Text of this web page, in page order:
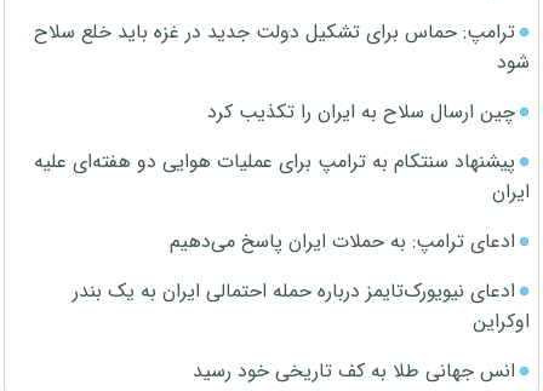
ترامپ: حماس برای تشکیل دولت جدید در غزه باید خلع سلاح
شود
چین ارسال سلاح به ایران را تکذیب کرد
پیشنهاد سنتکام به ترامپ برای عملیات هوایی دو هفته‌ای علیه
ایران
ادعای ترامپ: به حملات ایران پاسخ می‌دهیم
ادعای نیویورک‌تایمز درباره حمله احتمالی ایران به یک بندر
اوکراین
انس جهانی طلا به کف تاریخی خود رسید